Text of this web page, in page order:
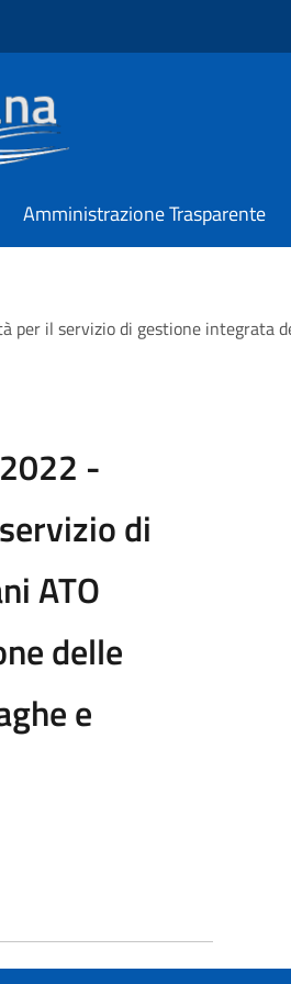
Amministrazione Trasparente
il servizio di gestione integrata
-
di
ATO
delle
e